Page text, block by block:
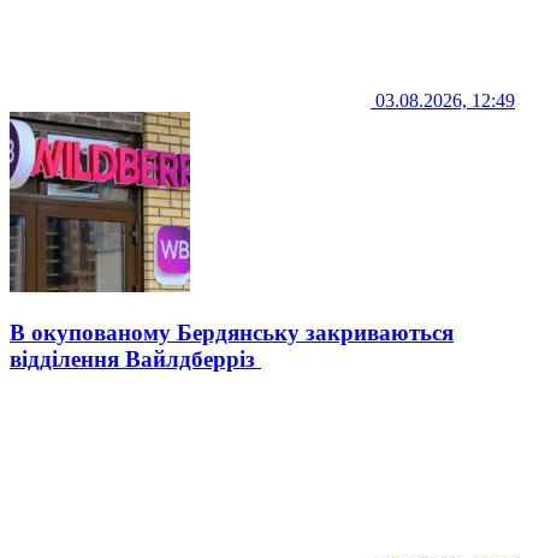
03.08.2026, 12:49
В окупованому Бердянську закриваються
відділення Вайлдберріз